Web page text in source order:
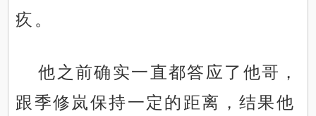
疚。
他之前确实一直都答应了他哥，
跟季修岚保持一定的距离，结果他